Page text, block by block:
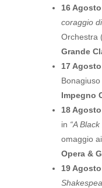
16 Agosto
coraggio
Orchestra
Grande
17 Agosto
Impegno
18 Agosto
in “A
omaggio
Opera &
19 Agosto